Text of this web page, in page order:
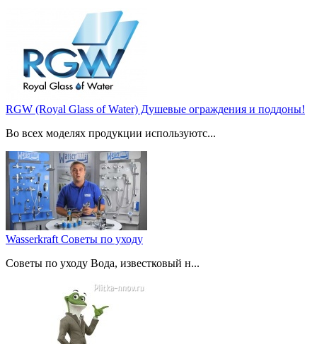
RGW (Royal Glass of Water) Душевые ограждения и поддоны!
Во всех моделях продукции используютс...
Wasserkraft Советы по уходу
Советы по уходу Вода, известковый н...